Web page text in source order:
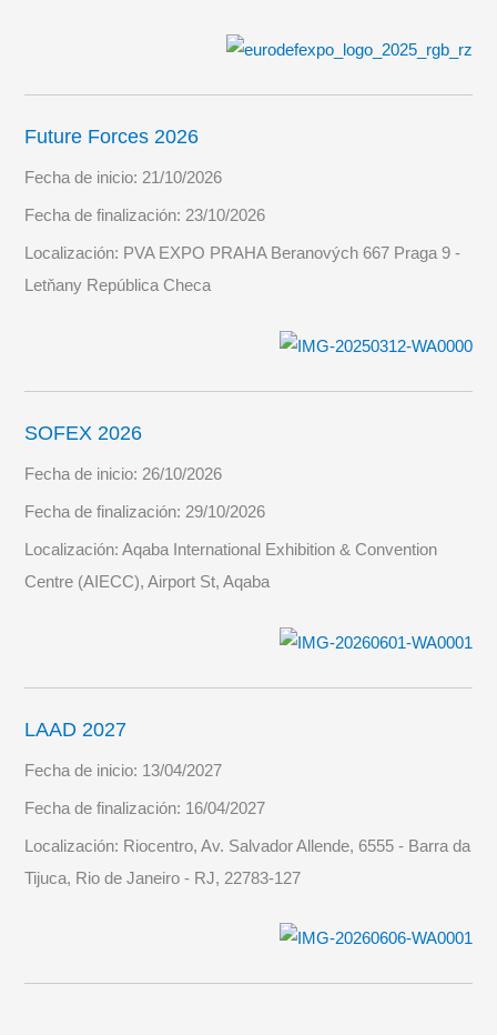
Future Forces 2026
Fecha de inicio:21/10/2026
Fecha de finalización:23/10/2026
Localización: PVA EXPO PRAHA Beranových 667 Praga 9 -
Letňany República Checa
SOFEX 2026
Fecha de inicio: 26/10/2026
Fecha de finalización: 29/10/2026
Localización:Aqaba International Exhibition & Convention
Centre (AIECC), Airport St, Aqaba
LAAD 2027
Fecha de inicio: 13/04/2027
Fecha de finalización: 16/04/2027
Localización: Riocentro, Av. Salvador Allende, 6555 - Barra da
Tijuca, Rio de Janeiro - RJ, 22783-127